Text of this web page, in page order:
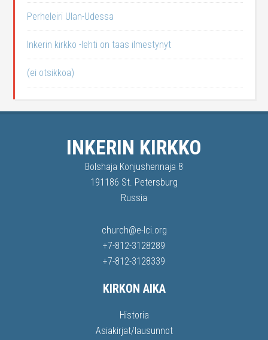
Perheleiri Ulan-Udessa
Inkerin kirkko -lehti on taas ilmestynyt
(ei otsikkoa)
INKERIN KIRKKO
Bolshaja Konjushennaja 8
191186 St. Petersburg
Russia
church@e-lci.org
+7-812-3128289
+7-812-3128339
KIRKON AIKA
Historia
Asiakirjat/lausunnot